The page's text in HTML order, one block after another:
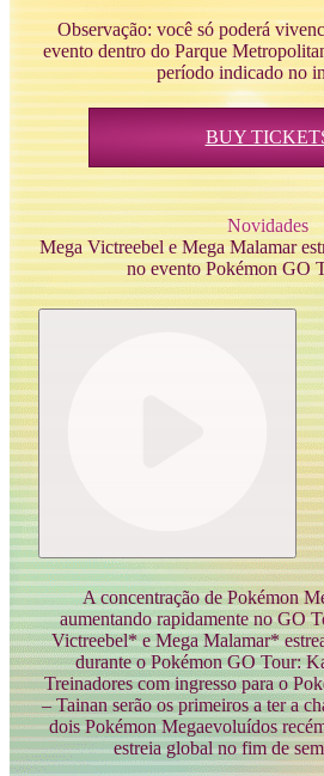
Observação: você só poderá
evento dentro do Parque
período indicado no
BUY
Novidades
Mega Victreebel e Mega Malamar
no evento Pokémon GO
A concentração de Pokémon
aumentando rapidamente no GO
Victreebel* e Mega Malamar*
durante o Pokémon GO Tour:
Treinadores com ingresso para o
– Tainan serão os primeiros a ter a
dois Pokémon Megaevoluídos
estreia global no fim de